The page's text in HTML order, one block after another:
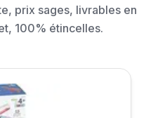
prix sages, livrables en
100% étincelles.